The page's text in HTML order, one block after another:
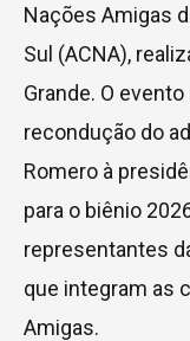
Nações Amigas
Sul (ACNA),
Grande. O
recondução do
Romero à
para o biênio
representantes
que integram as
Amigas.